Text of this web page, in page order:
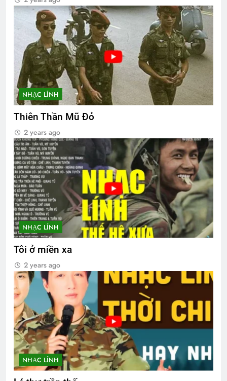
NHẠC LÍNH
Thiên Thần Mũ Đỏ
2 years ago
NHẠC LÍNH
Tôi ở miền xa
2 years ago
NHẠC LÍNH